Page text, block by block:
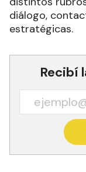
diálogo,
estratégicas.
Recibí